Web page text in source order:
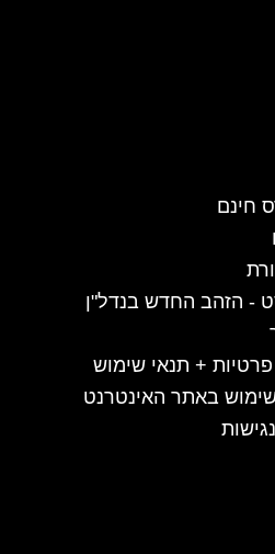
חינם
- הזהב החדש בנדל"ן
פרטיות + תנאי שימוש
באתר האינטרנט